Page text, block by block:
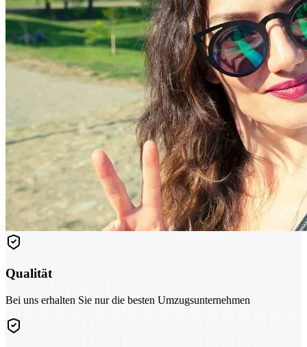
Qualität
Bei uns erhalten Sie nur die besten Umzugsunternehmen